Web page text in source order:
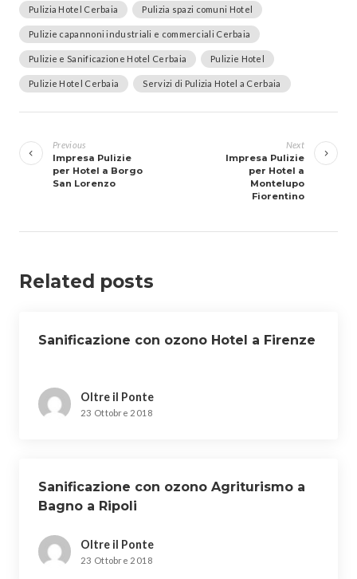
Pulizia Hotel Cerbaia Pulizia spazi comuni Hotel
Pulizie capannoni industriali e commerciali Cerbaia
Pulizie e Sanificazione Hotel Cerbaia Pulizie Hotel
Pulizie Hotel Cerbaia Servizi di Pulizia Hotel a Cerbaia
articoli
Previous
Impresa Pulizie
per Hotel a Borgo
San Lorenzo
Next
Impresa Pulizie
per Hotel a
Montelupo
Fiorentino
Related posts
Sanificazione con ozono Hotel a Firenze
Oltre il Ponte
23 Ottobre 2018
Sanificazione con ozono Agriturismo a
Bagno a Ripoli
Oltre il Ponte
23 Ottobre 2018